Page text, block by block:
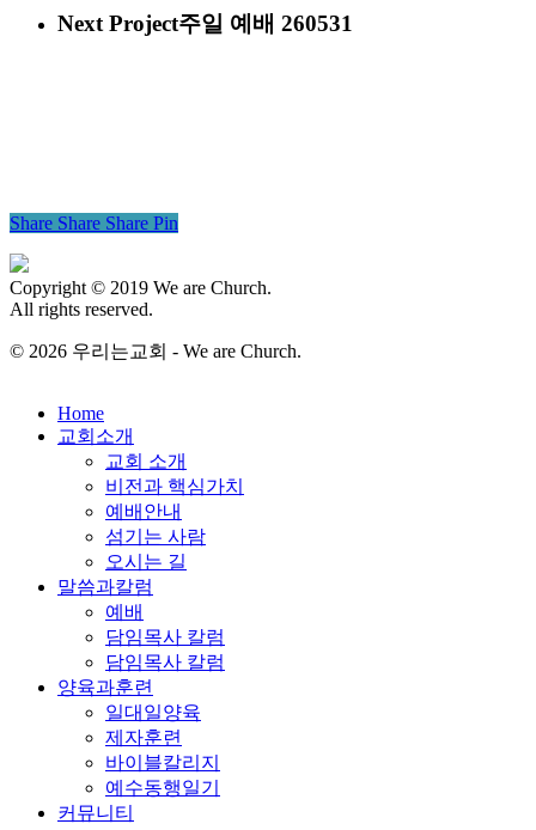
Next Project주일 예배 260531
Share Share Share Pin
Copyright © 2019 We are Church.
All rights reserved.
© 2026 우리는교회 - We are Church.
Close
Menu
Home
교회소개
교회 소개
비전과 핵심가치
예배안내
섬기는 사람
오시는 길
말씀과칼럼
예배
담임목사 칼럼
담임목사 칼럼
양육과훈련
일대일양육
제자훈련
바이블칼리지
예수동행일기
커뮤니티